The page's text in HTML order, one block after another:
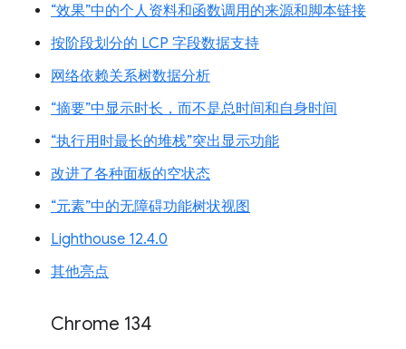
“效果”中的个人资料和函数调用的来源和脚本链接
按阶段划分的 LCP 字段数据支持
网络依赖关系树数据分析
“摘要”中显示时长，而不是总时间和自身时间
“执行用时最长的堆栈”突出显示功能
改进了各种面板的空状态
“元素”中的无障碍功能树状视图
Lighthouse 12.4.0
其他亮点
Chrome 134